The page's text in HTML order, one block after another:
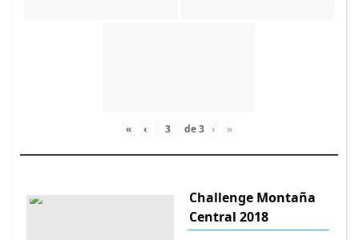
« ‹ de3 › »
Challenge Montaña
Central 2018